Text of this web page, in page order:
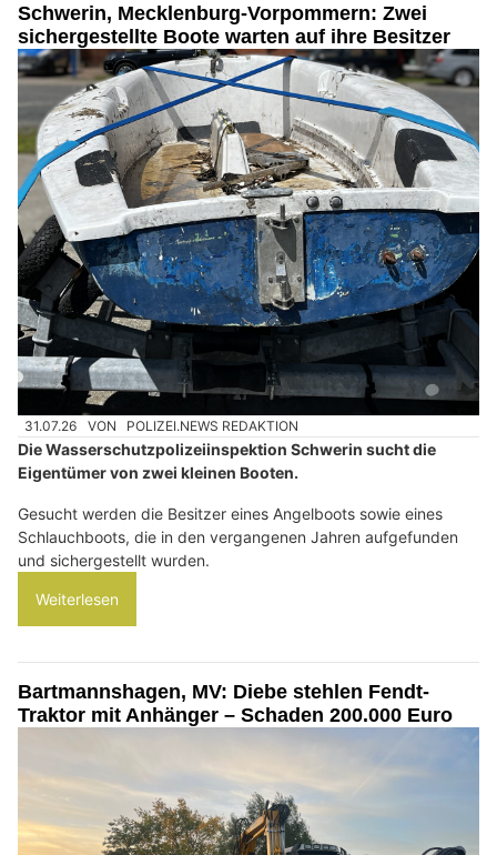
Schwerin, Mecklenburg-Vorpommern: Zwei
sichergestellte Boote warten auf ihre Besitzer
31.07.26 VON POLIZEI.NEWS REDAKTION
Die Wasserschutzpolizeiinspektion Schwerin sucht die
Eigentümer von zwei kleinen Booten.
Gesucht werden die Besitzer eines Angelboots sowie eines
Schlauchboots, die in den vergangenen Jahren aufgefunden
und sichergestellt wurden.
Weiterlesen
Bartmannshagen, MV: Diebe stehlen Fendt-
Traktor mit Anhänger – Schaden 200.000 Euro